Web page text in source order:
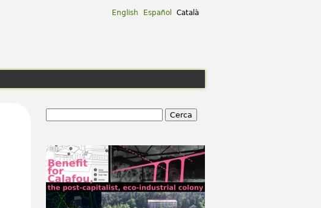
Català
Español
English